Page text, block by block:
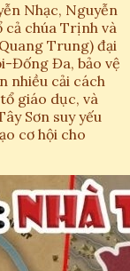
Nhạc, Nguyễn
cả chúa Trịnh và
Trung) đại
Đống Đa, bảo vệ
nhiều cải cách
giáo dục, và
Sơn suy yếu
cơ hội cho